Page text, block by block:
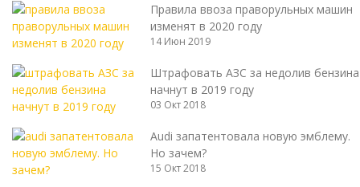
Правила ввоза праворульных машин
изменят в 2020 году
14 Июн 2019
Штрафовать АЗС за недолив бензина
начнут в 2019 году
03 Окт 2018
Audi запатентовала новую эмблему.
Но зачем?
15 Окт 2018